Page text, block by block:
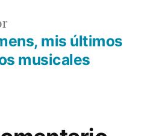
Entrada
anterior:mis últimos
musicales